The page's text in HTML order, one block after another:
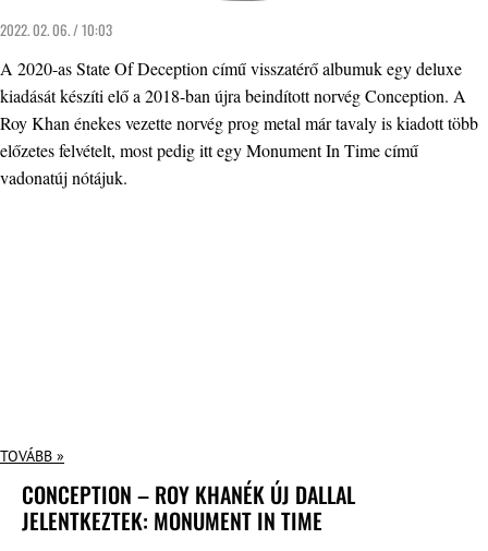
2022. 02. 06. / 10:03
A 2020-as State Of Deception című visszatérő albumuk egy deluxe
kiadását készíti elő a 2018-ban újra beindított norvég Conception. A
Roy Khan énekes vezette norvég prog metal már tavaly is kiadott több
előzetes felvételt, most pedig itt egy Monument In Time című
vadonatúj nótájuk.
TOVÁBB »
CONCEPTION – ROY KHANÉK ÚJ DALLAL
JELENTKEZTEK: MONUMENT IN TIME